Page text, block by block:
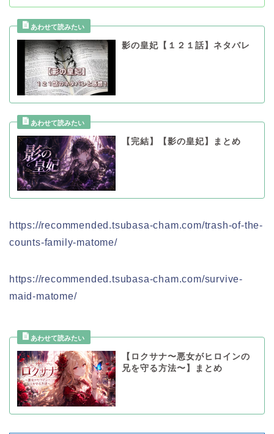
影の皇妃【１２１話】ネタバレ
【完結】【影の皇妃】まとめ
https://recommended.tsubasa-cham.com/trash-of-the-
counts-family-matome/
https://recommended.tsubasa-cham.com/survive-
maid-matome/
【ロクサナ〜悪女がヒロインの
兄を守る方法〜】まとめ